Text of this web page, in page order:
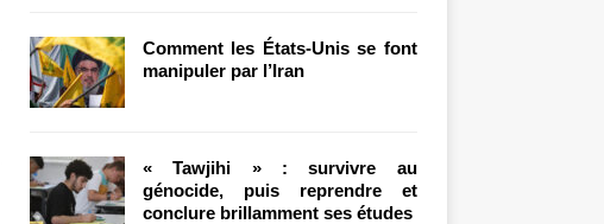
Comment les États-Unis se font
manipuler par l’Iran
« Tawjihi » : survivre au
génocide, puis reprendre et
conclure brillamment ses études